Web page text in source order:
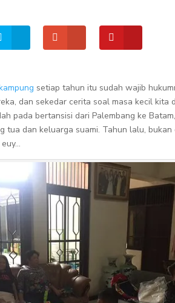
setiap tahun itu sudah wajib
dan sekedar cerita soal masa kecil
pada bertansisi dari Palembang ke
tua dan keluarga suami. Tahun lalu,